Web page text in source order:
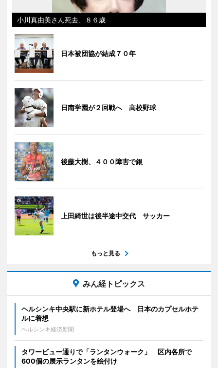
小川真由美さん死去、８６歳
日本被団協が結成７０年
日南学園が２回戦へ 高校野球
後藤大樹、４００障害で銀
上田綺世は後半途中交代 サッカー
もっと見る
みん経トピックス
ヘルシンキ中央駅に新ホテル登場へ 日本のカプセルホテ
ルに着想
ヘルシンキ経済新聞
タワービュー通りで「ランタンウォーク」 区内各所で
600個の展示ランタンを絵付け